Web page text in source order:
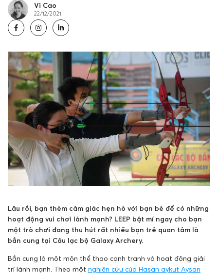
Vi Cao
22/12/2021
Lâu rồi, bạn thèm cảm giác hẹn hò với bạn bè để có những
hoạt động vui chơi lành mạnh? LEEP bật mí ngay cho bạn
một trò chơi đang thu hút rất nhiều bạn trẻ quan tâm là
bắn cung tại Câu lạc bộ Galaxy Archery.
Bắn cung là một môn thể thao cạnh tranh và hoạt động giải
trí lành mạnh. Theo một nghiên cứu của Hasan aykut Aysan